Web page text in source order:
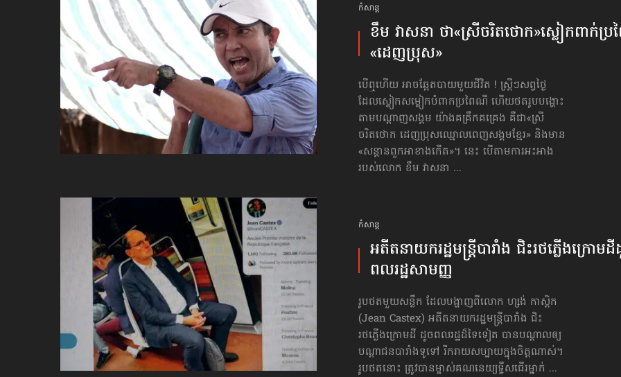
កំសាន្ដ
ខឹម វាសនា ថា«ស្រីចរិតថោក»​ស្លៀកពាក់ប្
«ដេញប្រុស»
បើឮហើយ អាចឆ្អែតបាយមួយជីវិត ! ស្ត្រីៗសព្វថ្ងៃ
ដែលស្លៀកសម្លៀកបំពាកប្រពៃណី ហើយថតរូបបង្ហោះ
តាមបណ្ដាញសង្គម យ៉ាងគគ្រឹកគគ្រេង គឺជា«ស្រី
ចរិតថោក ដេញប្រុសឈ្មោលពេញសង្គមខ្មែរ» និងមាន​
«សន្ដានពួកអាខាងកើត»។ នេះ បើតាមការអះអាង
របស់លោក ខឹម វាសនា ...
កំសាន្ដ
អតីត​នាយករដ្ឋមន្ត្រី​បារាំង ជិះរថភ្លើង​ក្រោម
ពលរដ្ឋ​សាមញ្ញ
រូបថតមួយសន្លឹក ដែលបង្ហាញពីលោក ហ្សង់ កាស្ដិក
(Jean Castex) អតីត​នាយករដ្ឋមន្ត្រី​បារាំង ជិះ
រថភ្លើងក្រោមដី ដូចពលរដ្ឋដ៏ទៃទៀត បានបណ្ដាលឲ្យ
បណ្ដាជនបារាំងទូទៅ រីករាយសប្បាយក្នុងចិត្តណាស់។
រូបថតនោះ ត្រូវបានម្ចាស់គណនេយ្យទ្វីសធើរម្នាក់ ...
ថើបមាត់ ៖ ក្រុមកីឡាការិនី​
ផ្អាកលេង​​បើប្រធានសហព័ន្ធ​
មិនលាឈប់